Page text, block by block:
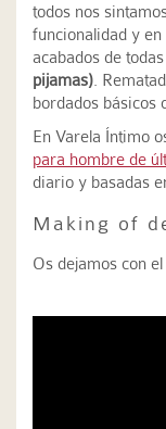
todos nos
funcionalidad y
acabados de
pijamas).
bordados básicos
En Varela Íntimo
para hombre de
diario y basadas
Making of
Os dejamos con